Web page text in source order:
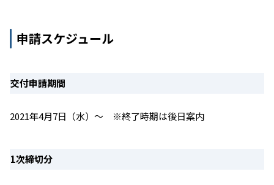
申請スケジュール
交付申請期間
2021年4月7日（水）～ ※終了時期は後日案内
1次締切分